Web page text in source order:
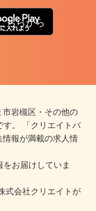
ちらから
市岩槻区・その他の
す。 「クリエイトバ
報が満載の求人情
お届けしていま
式会社クリエイトが